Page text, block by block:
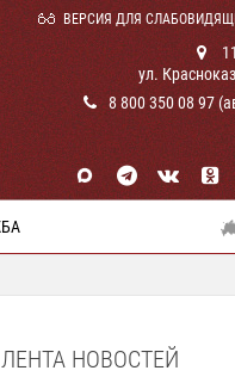
ВЕРСИЯ ДЛЯ
ул.
8 800 350 08 97
ЛЕНТА НОВОСТЕЙ